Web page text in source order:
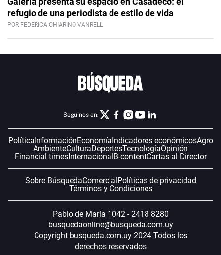
refugio de una periodista de estilo de vida
POR FEDERICA CHIARINO VANRELL
Seguinos en:
PolíticaInformaciónEconomíaIndicadores económicosAgro
AmbienteCulturaDeportesTecnologíaOpinión
Financial timesInternacionalB-contentCartas al Director
Sobre BúsquedaComercialPolíticas de privacidad
Términos y Condiciones
Pablo de María 1042 - 2418 8280
busquedaonline@busqueda.com.uy
Copyright busqueda.com.uy 2024 Todos los
derechos reservados